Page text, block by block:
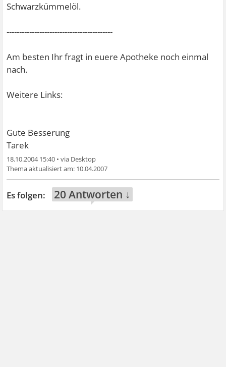
Schwarzkümmelöl.
------------------------------------------
Am besten Ihr fragt in euere Apotheke noch einmal
nach.
Weitere Links:
Gute Besserung
Tarek
18.10.2004 15:40 •
10.04.2007
20 Antworten ↓